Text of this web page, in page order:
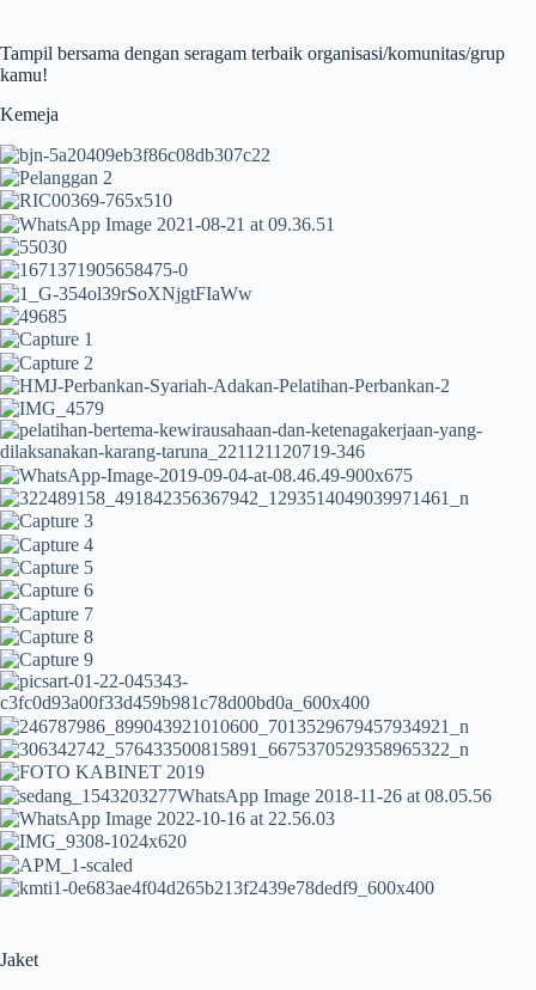
Tampil bersama dengan seragam terbaik organisasi/komunitas/grup
kamu!
Kemeja
Jaket